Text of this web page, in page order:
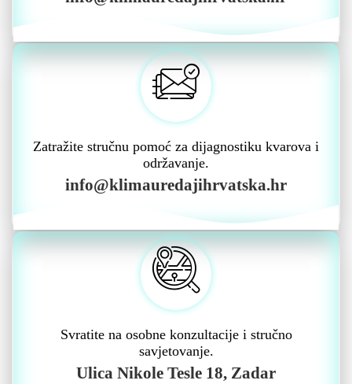
Zatražite stručnu pomoć za dijagnostiku kvarova i
održavanje.
info@klimauredajihrvatska.hr
Svratite na osobne konzultacije i stručno
savjetovanje.
Ulica Nikole Tesle 18, Zadar